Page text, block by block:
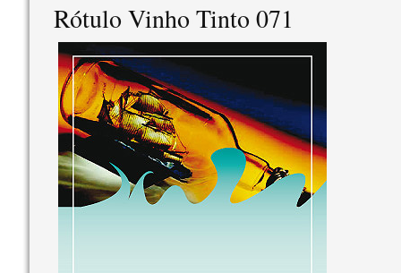
Rótulo Vinho Tinto 071